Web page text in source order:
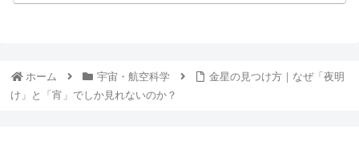
ホーム 宇宙・航空科学
金星の見つけ方｜なぜ「夜明
け」と「宵」でしか見れないのか？